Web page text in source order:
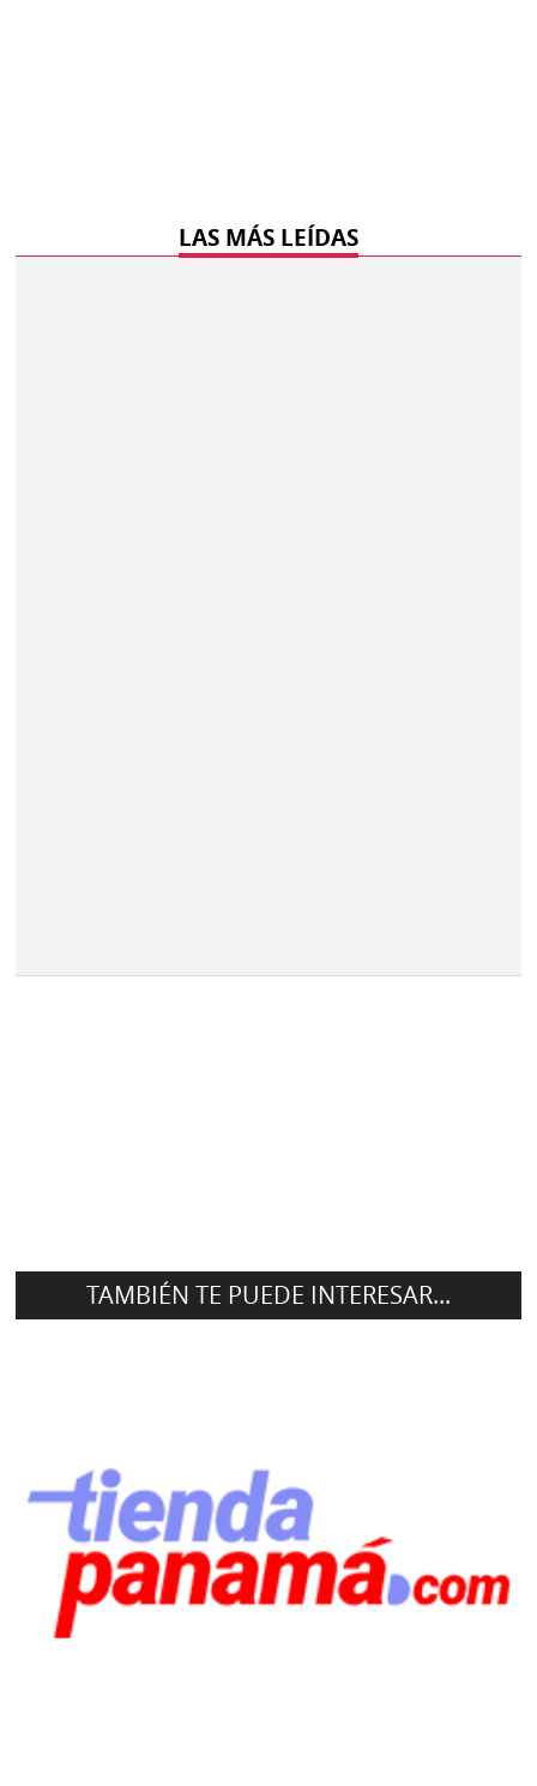
LAS MÁS LEÍDAS
TAMBIÉN TE PUEDE INTERESAR...